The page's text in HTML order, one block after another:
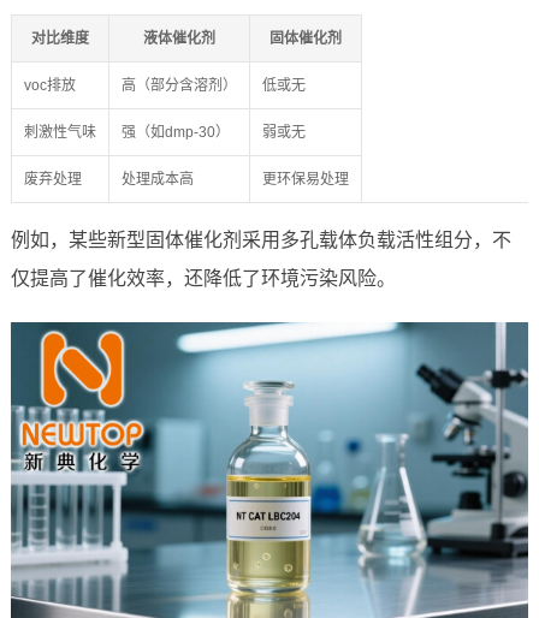
对比维度 液体催化剂 固体催化剂
voc排放 高（部分含溶剂） 低或无
刺激性气味 强（如dmp-30） 弱或无
废弃处理 处理成本高 更环保易处理
例如，某些新型固体催化剂采用多孔载体负载活性组分，不
仅提高了催化效率，还降低了环境污染风险。